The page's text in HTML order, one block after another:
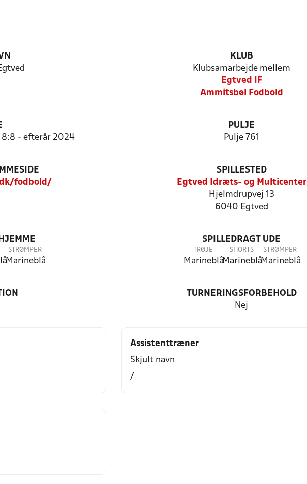
KLUB
Klubsamarbejde mellem
Egtved IF
Ammitsbøl Fodbold
8:8 - efterår 2024
PULJE
Pulje 761
fodbold/
SPILLESTED
Egtved Idræts- og Multicenter
Hjelmdrupvej 13
6040 Egtved
STRØMPER
Marineblå
SPILLEDRAGT UDE
TRØJE
Marineblå
SHORTS
Marineblå
STRØMPER
Marineblå
TURNERINGSFORBEHOLD
Nej
Assistenttræner
Skjult navn
/